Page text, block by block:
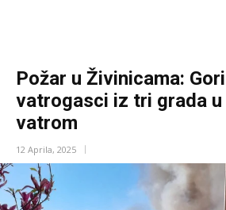
Požar u Živinicama:
vatrogasci iz tri grada u
vatrom
12 Aprila, 2025